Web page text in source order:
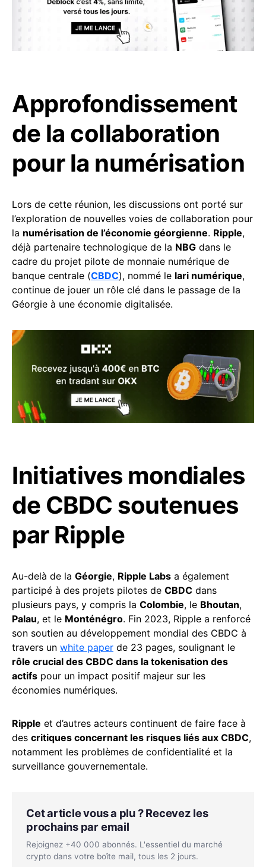
Approfondissement
de la collaboration
pour la numérisation
Lors de cette réunion, les discussions ont porté sur
l’exploration de nouvelles voies de collaboration pour
la numérisation de l’économie géorgienne. Ripple,
déjà partenaire technologique de la NBG dans le
cadre du projet pilote de monnaie numérique de
banque centrale (CBDC), nommé le lari numérique,
continue de jouer un rôle clé dans le passage de la
Géorgie à une économie digitalisée.
Initiatives mondiales
de CBDC soutenues
par Ripple
Au-delà de la Géorgie, Ripple Labs a également
participé à des projets pilotes de CBDC dans
plusieurs pays, y compris la Colombie, le Bhoutan,
Palau, et le Monténégro. Fin 2023, Ripple a renforcé
son soutien au développement mondial des CBDC à
travers un white paper de 23 pages, soulignant le
rôle crucial des CBDC dans la tokenisation des
actifs pour un impact positif majeur sur les
économies numériques.
Ripple et d’autres acteurs continuent de faire face à
des critiques concernant les risques liés aux CBDC,
notamment les problèmes de confidentialité et la
surveillance gouvernementale.
Cet article vous a plu ? Recevez les
prochains par email
Rejoignez +40 000 abonnés. L'essentiel du marché
crypto dans votre boîte mail, tous les 2 jours.